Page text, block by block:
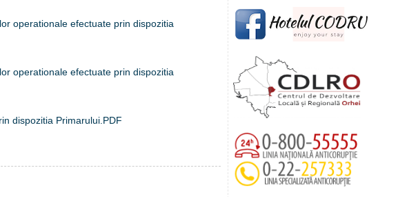
operationale efectuate prin dispozitia
operationale efectuate prin dispozitia
dispozitia Primarului.PDF